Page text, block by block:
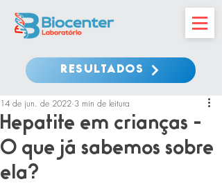
RESULTADOS
Hepatite em crianças -
O que já sabemos sobre
ela?
14 de jun. de 2022 3 min de leitura